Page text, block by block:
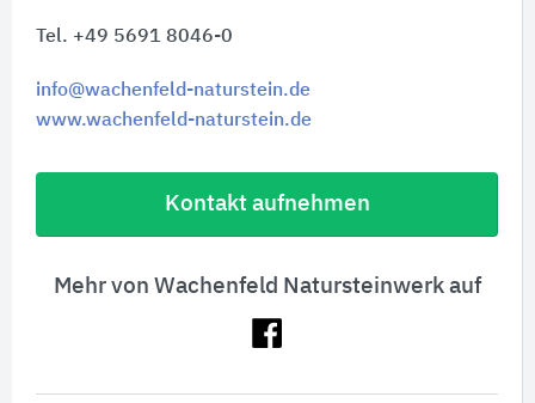
Tel. +49 5691 8046-0
info@wachenfeld-naturstein.de
www.wachenfeld-naturstein.de
Kontakt aufnehmen
Mehr von Wachenfeld Natursteinwerk auf